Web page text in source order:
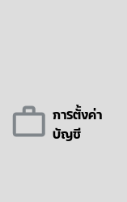
การตั้งค่า
บัญชี